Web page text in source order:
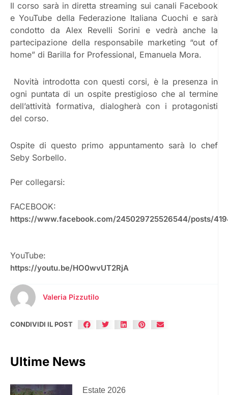
Il corso sarà in diretta streaming sui canali Facebook
e YouTube della Federazione Italiana Cuochi e sarà
condotto da Alex Revelli Sorini e vedrà anche la
partecipazione della responsabile marketing “out of
home” di Barilla for Professional, Emanuela Mora.
Novità introdotta con questi corsi, è la presenza in
ogni puntata di un ospite prestigioso che al termine
dell’attività formativa, dialogherà con i protagonisti
del corso.
Ospite di questo primo appuntamento sarà lo chef
Seby Sorbello.
Per collegarsi:
FACEBOOK:
https://www.facebook.com/245029725526544/posts/
YouTube:
https://youtu.be/HO0wvUT2RjA
Valeria Pizzutilo
CONDIVIDI IL POST
Ultime News
Estate 2026